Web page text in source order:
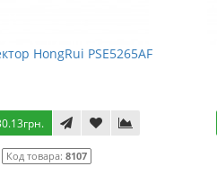
HongRui PSE5265AF
Код товара:8107